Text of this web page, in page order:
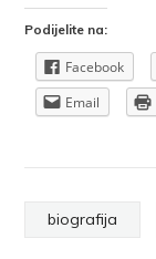
Podijelite na:
Facebook
Email
biografija